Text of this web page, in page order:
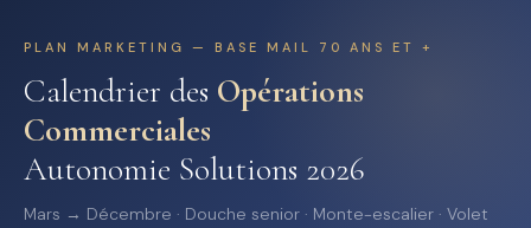
PLAN MARKETING — BASE MAIL 70 ANS ET +
Calendrier des Opérations
Commerciales
Autonomie Solutions 2026
Mars → Décembre · Douche senior · Monte-escalier · Volet